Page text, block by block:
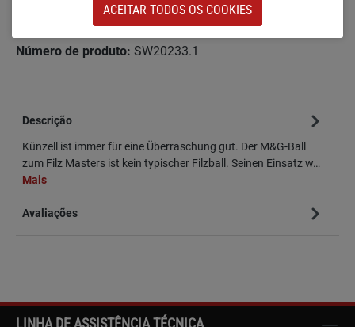
Adicionar à lista de desejos
Número de produto: SW20233.1
Descrição
Künzell ist immer für eine Überraschung gut. Der M&G-Ball
zum Filz Masters ist kein typischer Filzball. Seinen Einsatz w…
Mais
Avaliações
LINHA DE ASSISTÊNCIA TÉCNICA
ACEITAR TODOS OS COOKIES